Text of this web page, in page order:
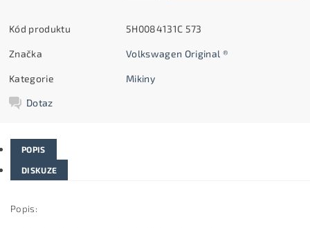
Kód produktu 5H0084131C 573
Značka Volkswagen Original ®
Kategorie Mikiny
Dotaz
POPIS
DISKUZE
Popis: